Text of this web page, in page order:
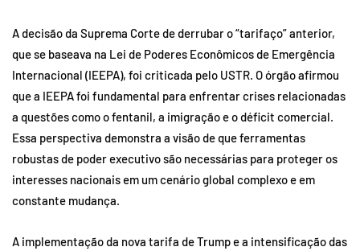
A decisão da Suprema Corte de derrubar o “tarifaço” anterior,
que se baseava na Lei de Poderes Econômicos de Emergência
Internacional (IEEPA), foi criticada pelo USTR. O órgão afirmou
que a IEEPA foi fundamental para enfrentar crises relacionadas
a questões como o fentanil, a imigração e o déficit comercial.
Essa perspectiva demonstra a visão de que ferramentas
robustas de poder executivo são necessárias para proteger os
interesses nacionais em um cenário global complexo e em
constante mudança.
A implementação da nova tarifa de Trump e a intensificação das